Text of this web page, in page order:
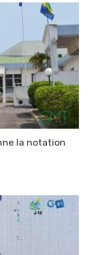
la notation